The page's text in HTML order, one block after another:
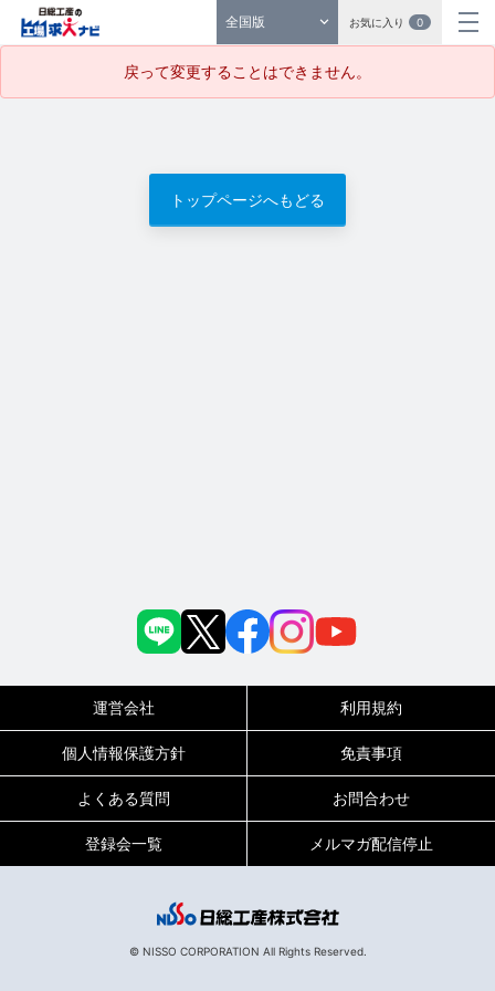
全国版 お気に入り 0
戻って変更することはできません。
トップページへもどる
運営会社 利用規約
個人情報保護方針 免責事項
よくある質問 お問合わせ
登録会一覧 メルマガ配信停止
© NISSO CORPORATION All Rights Reserved.